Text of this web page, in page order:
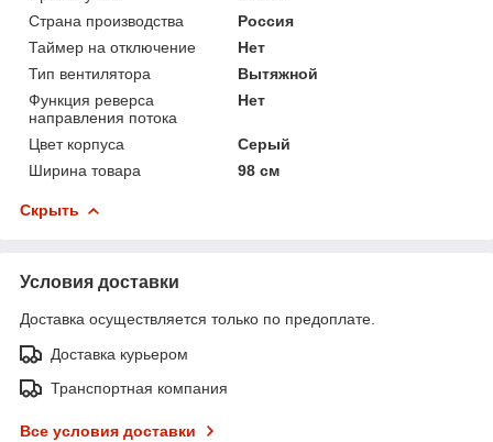
Страна производства
Россия
Таймер на отключение
Нет
Тип вентилятора
Вытяжной
Функция реверса
направления потока
Нет
Цвет корпуса
Серый
Ширина товара
98 см
Скрыть
Условия доставки
Доставка осуществляется только по предоплате.
Доставка курьером
Транспортная компания
Все условия доставки